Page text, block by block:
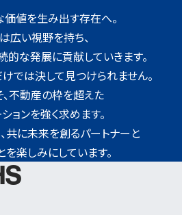
値を生み出す存在へ。
広い視野を持ち、
な発展に貢献していきます。
では決して見つけられません。
、不動産の枠を超えた
ョンを強く求めます。
共に未来を創るパートナーと
を楽しみにしています。